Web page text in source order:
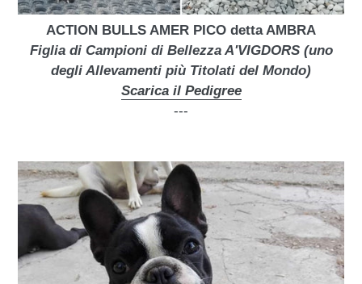
ACTION BULLS AMER PICO detta AMBRA
Figlia di Campioni di Bellezza A'VIGDORS (uno
degli Allevamenti più Titolati del Mondo)
Scarica il Pedigree
---